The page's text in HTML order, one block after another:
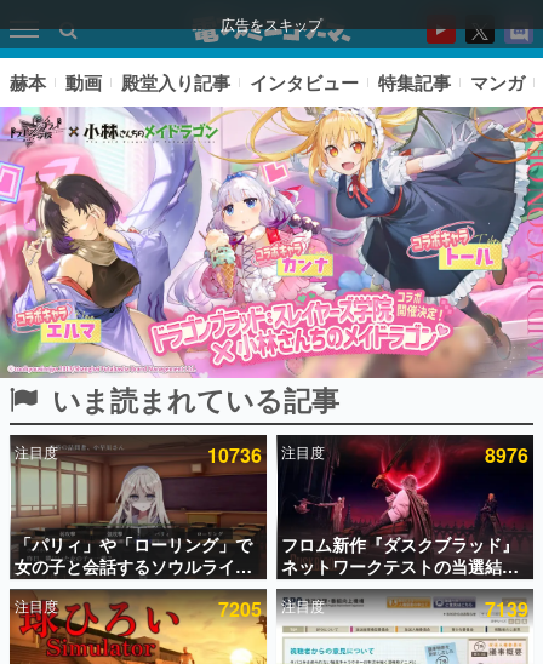
広告をスキップ
ピックアップ
電ファミのいま読まれている記事ランキング
アプリセール情報
インタビュー
連載・特集一覧
赫本 動画 殿堂入り記事 インタビュー 特集記事 マンガ
いま読まれている記事
注目度 10736
「パリィ」や「ローリング」で
女の子と会話するソウルライク
恋愛ゲーム『小早川さんはソウ
ルライク』無料公開。返事に失
敗すると「YOU DIED」
注目度 8976
フロム新作『ダスクブラッド』
ネットワークテストの当選結果
が8月7日22時に発表。応募サイ
トのマイページから確認可能、
テスト実施は8月21日～24日
注目度 7205 注目度 7139